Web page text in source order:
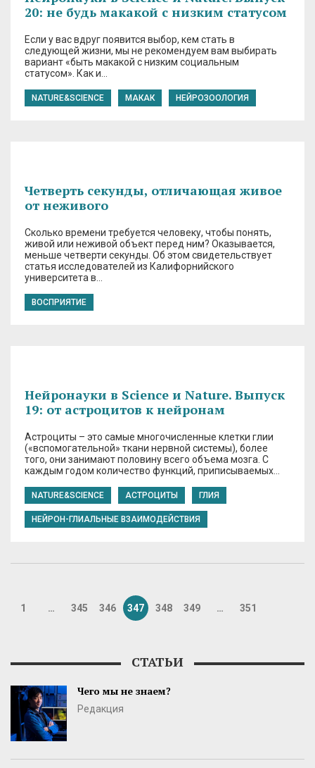
20: не будь макакой с низким статусом
Если у вас вдруг появится выбор, кем стать в
следующей жизни, мы не рекомендуем вам выбирать
вариант «быть макакой с низким социальным
статусом». Как и…
NATURE&SCIENCE МАКАК НЕЙРОЗООЛОГИЯ
Четверть секунды, отличающая живое
от неживого
Сколько времени требуется человеку, чтобы понять,
живой или неживой объект перед ним? Оказывается,
меньше четверти секунды. Об этом cвидетельствует
статья исследователей из Калифорнийского
университета в…
ВОСПРИЯТИЕ
Нейронауки в Science и Nature. Выпуск
19: от астроцитов к нейронам
Астроциты – это самые многочисленные клетки глии
(«вспомогательной» ткани нервной системы), более
того, они занимают половину всего объема мозга. С
каждым годом количество функций, приписываемых…
NATURE&SCIENCE АСТРОЦИТЫ ГЛИЯ
НЕЙРОН-ГЛИАЛЬНЫЕ ВЗАИМОДЕЙСТВИЯ
1 … 345 346 347 348 349 … 351
СТАТЬИ
Чего мы не знаем?
Редакция